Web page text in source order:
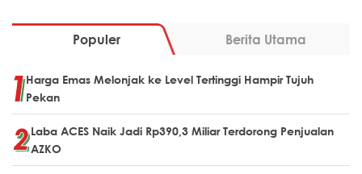
Populer Berita Utama
Harga Emas Melonjak ke Level Tertinggi Hampir Tujuh
Pekan
Laba ACES Naik Jadi Rp390,3 Miliar Terdorong Penjualan
AZKO